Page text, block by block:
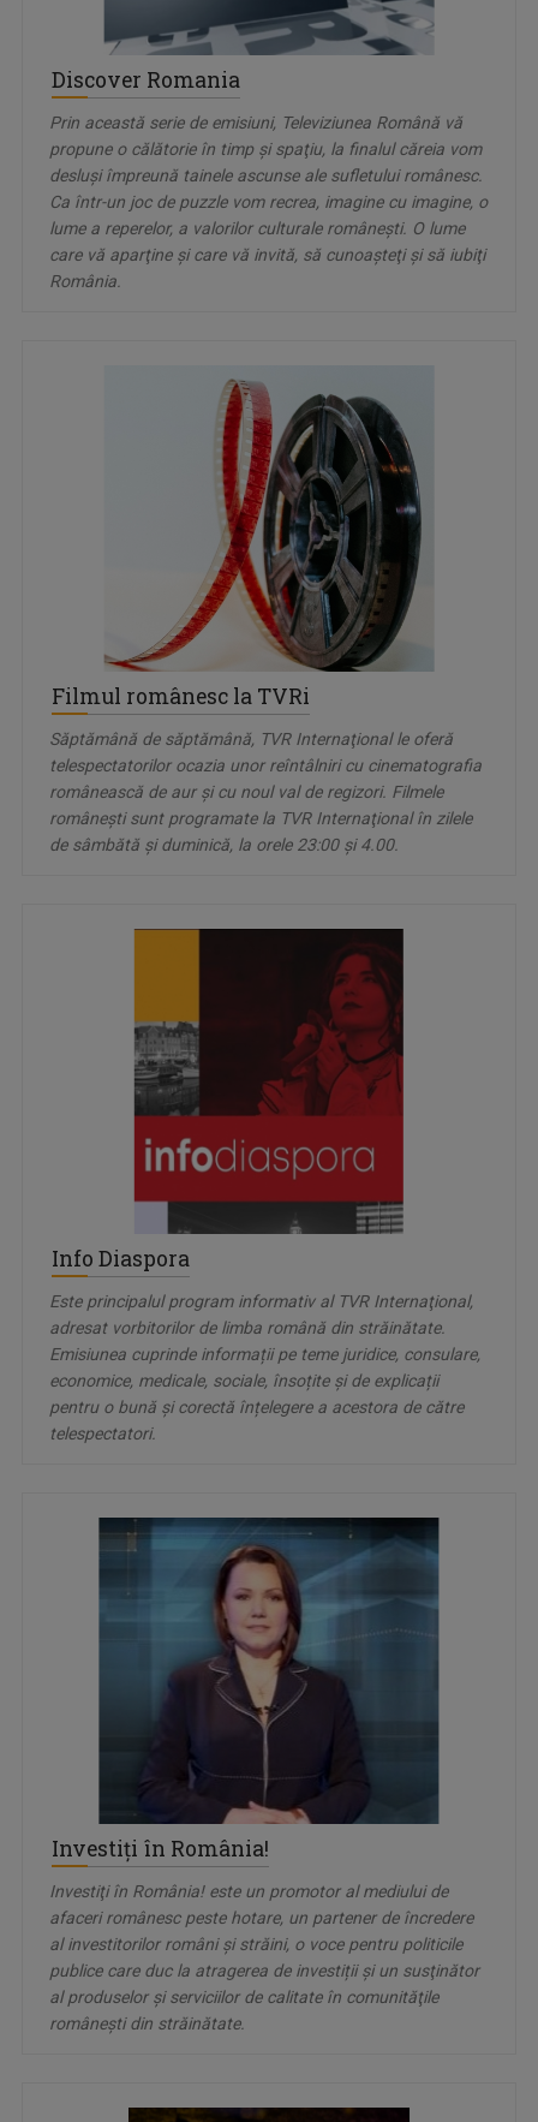
Discover Romania
Prin această serie de emisiuni, Televiziunea Română vă
propune o călătorie în timp şi spaţiu, la finalul căreia vom
desluşi împreună tainele ascunse ale sufletului românesc.
Ca într-un joc de puzzle vom recrea, imagine cu imagine, o
lume a reperelor, a valorilor culturale româneşti. O lume
care vă aparţine şi care vă invită, să cunoaşteţi şi să iubiţi
România.
Filmul românesc la TVRi
Săptămână de săptămână, TVR Internaţional le oferă
telespectatorilor ocazia unor reîntâlniri cu cinematografia
românească de aur şi cu noul val de regizori. Filmele
româneşti sunt programate la TVR Internaţional în zilele
de sâmbătă şi duminică, la orele 23:00 şi 4.00.
Info Diaspora
Este principalul program informativ al TVR Internaţional,
adresat vorbitorilor de limba română din străinătate.
Emisiunea cuprinde informații pe teme juridice, consulare,
economice, medicale, sociale, însoțite și de explicații
pentru o bună și corectă înțelegere a acestora de către
telespectatori.
Investiţi în România!
Investiţi în România! este un promotor al mediului de
afaceri românesc peste hotare, un partener de încredere
al investitorilor români și străini, o voce pentru politicile
publice care duc la atragerea de investiții şi un susţinător
al produselor şi serviciilor de calitate în comunităţile
româneşti din străinătate.